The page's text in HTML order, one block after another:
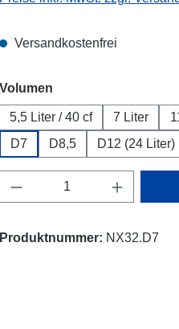
Versandkostenfrei
Volumen
5,5 Liter / 40 cf 7 Liter
D7
D8,5 D12 (24 Liter)
Produkt Anzahl:
Produktnummer: NX32.D7